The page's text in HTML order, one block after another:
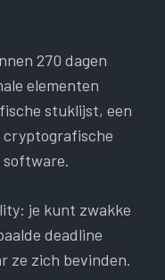
270 dagen
elementen
stuklijst, een
cryptografische
je kunt zwakke
deadline
ze zich bevinden.